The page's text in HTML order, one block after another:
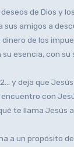
de Dios y
amigos a
de los
esencia, con
y deja que
con
te llama
a un propósito